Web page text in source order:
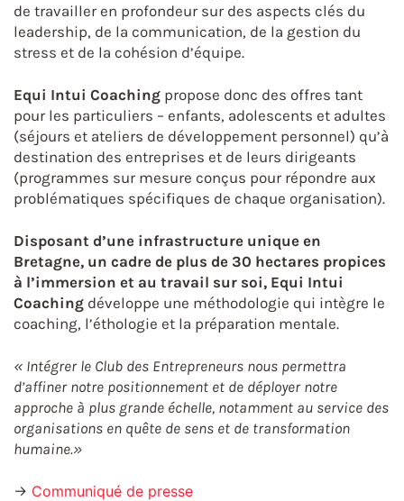
de travailler en profondeur sur des aspects clés du
leadership, de la communication, de la gestion du
stress et de la cohésion d’équipe.
Equi Intui Coaching propose donc des offres tant
pour les particuliers – enfants, adolescents et adultes
(séjours et ateliers de développement personnel) qu’à
destination des entreprises et de leurs dirigeants
(programmes sur mesure conçus pour répondre aux
problématiques spécifiques de chaque organisation).
Disposant d’une infrastructure unique en
Bretagne, un cadre de plus de 30 hectares propices
à l’immersion et au travail sur soi, Equi Intui
Coaching développe une méthodologie qui intègre le
coaching, l’éthologie et la préparation mentale.
« Intégrer le Club des Entrepreneurs nous permettra
d’affiner notre positionnement et de déployer notre
approche à plus grande échelle, notamment au service des
organisations en quête de sens et de transformation
humaine.»
→ Communiqué de presse